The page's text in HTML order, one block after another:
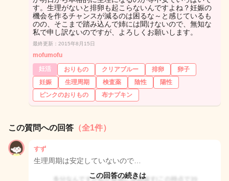
す。生理がないと排卵も起こらないんですよね？妊娠の
機会を作るチャンスが減るのは困るな～と感じているも
のの、そこまで踏み込んで姉には聞けないので、無知な
私で申し訳ないのですが、よろしくお願いします。
最終更新：2015年8月15日
mofumofu
妊活
おりもの クリアブルー 排卵
卵子
妊娠
生理周期 検査薬 陰性
陽性
ピンクのおりもの
布ナプキン
この質問への回答 （全1件）
すず
生理周期は安定していないので…
この回答の続きは